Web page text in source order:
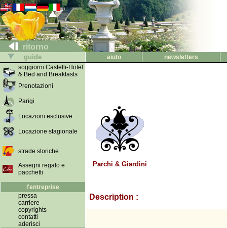
ritorno
guide aiuto
newsletters
soggiorni Castelli-Hotel
& Bed and Breakfasts
Prenotazioni
Parigi
Locazioni esclusive
Locazione stagionale
strade storiche
Assegni regalo e
pacchetti
l'entreprise
pressa
carriere
copyrights
contatti
aderisci
Parchi & Giardini
Description :